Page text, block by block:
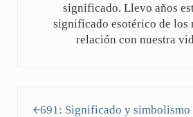
significado. Llevo años
significado esotérico de los
relación con nuestra
691: Significado y simbolismo